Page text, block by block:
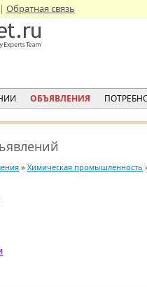
Обратная связь
ОБЪЯВЛЕНИЯ
» Химическая промышленность